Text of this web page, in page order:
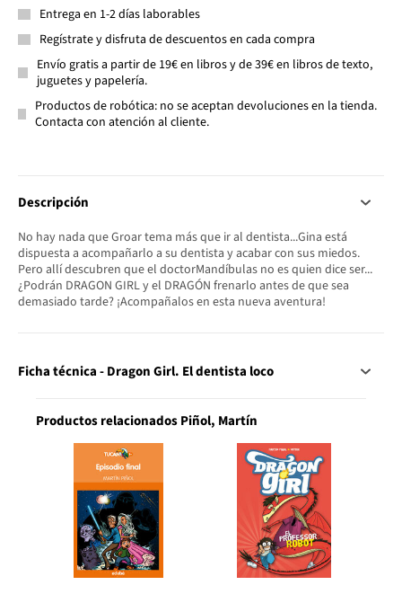
Entrega en 1-2 días laborables
Regístrate y disfruta de descuentos en cada compra
Envío gratis a partir de 19€ en libros y de 39€ en libros de texto,
juguetes y papelería.
Productos de robótica: no se aceptan devoluciones en la tienda.
Contacta con atención al cliente.
Descripción
No hay nada que Groar tema más que ir al dentista...Gina está
dispuesta a acompañarlo a su dentista y acabar con sus miedos.
Pero allí descubren que el doctorMandíbulas no es quien dice ser...
¿Podrán DRAGON GIRL y el DRAGÓN frenarlo antes de que sea
demasiado tarde? ¡Acompañalos en esta nueva aventura!
Ficha técnica - Dragon Girl. El dentista loco
Productos relacionados Piñol, Martín